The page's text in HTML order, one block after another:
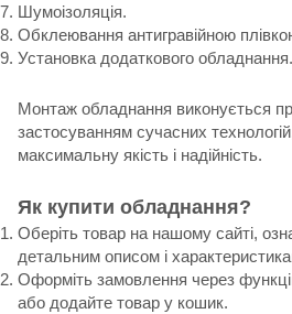
Шумоізоляція.
Обклеювання антигравійною
Установка додаткового обладнання.
Монтаж обладнання виконується
застосуванням сучасних
максимальну якість і надійність.
Як купити обладнання?
Оберіть товар на нашому сайті,
детальним описом і
Оформіть замовлення через
або додайте товар у кошик.